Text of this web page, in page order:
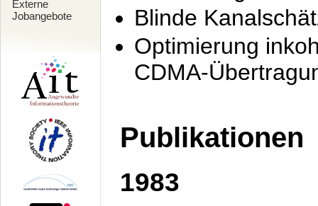
Externe
Jobangebote
Blinde
Optimierung
CDMA-
Publikationen
1983